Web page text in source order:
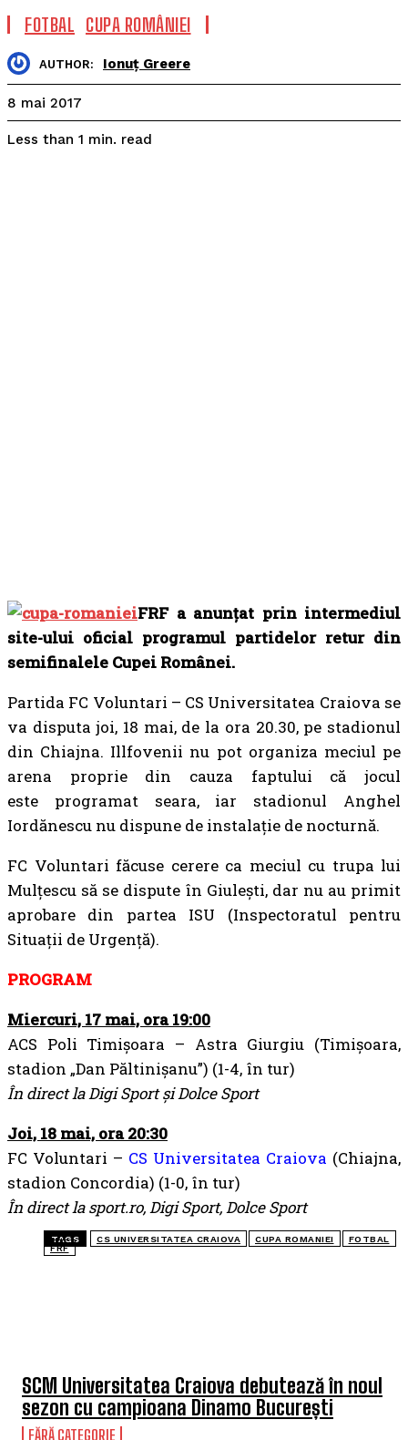
SCM Universitatea Craiova debutează în noul
sezon cu campioana Dinamo București
FĂRĂ CATEGORIE
FOTBAL CUPA ROMÂNIEI
AUTHOR: Ionuț Greere
8 mai 2017
Less than 1 min. read
FRF a anunţat prin intermediul
site-ului oficial programul partidelor retur din
semifinalele Cupei Românei.
Partida FC Voluntari – CS Universitatea Craiova se
va disputa joi, 18 mai, de la ora 20.30, pe stadionul
din Chiajna. Illfovenii nu pot organiza meciul pe
arena proprie din cauza faptului că jocul
este programat seara, iar stadionul Anghel
Iordănescu nu dispune de instalaţie de nocturnă.
FC Voluntari făcuse cerere ca meciul cu trupa lui
Mulțescu să se dispute în Giulești, dar nu au primit
aprobare din partea ISU (Inspectoratul pentru
Situaţii de Urgenţă).
PROGRAM
Miercuri, 17 mai, ora 19:00
ACS Poli Timișoara – Astra Giurgiu (Timișoara,
stadion „Dan Păltinișanu”) (1-4, în tur)
În direct la Digi Sport și Dolce Sport
Joi, 18 mai, ora 20:30
FC Voluntari – CS Universitatea Craiova (Chiajna,
stadion Concordia) (1-0, în tur)
În direct la sport.ro, Digi Sport, Dolce Sport
TAGS CS UNIVERSITATEA CRAIOVA CUPA ROMANIEI
FOTBAL
FRF